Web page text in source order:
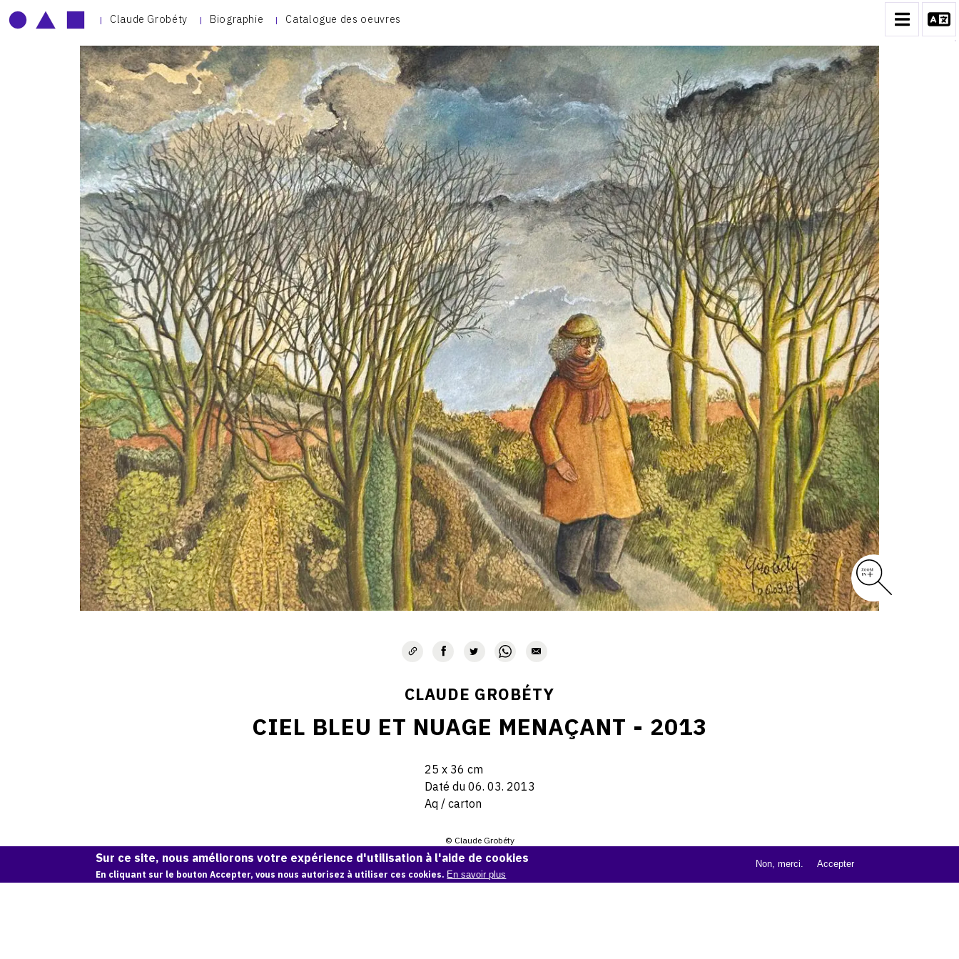
Claude Grobéty Biographie Catalogue des oeuvres
CONTACT
CLAUDE GROBÉTY
CIEL BLEU ET NUAGE MENAÇANT - 2013
25 x 36 cm
Daté du 06. 03. 2013
Aq / carton
© Claude Grobéty
Demande d'information
Sur ce site, nous améliorons votre expérience d'utilisation à l'aide de cookies
En cliquant sur le bouton Accepter, vous nous autorisez à utiliser ces cookies. En savoir plus
Non, merci. Accepter